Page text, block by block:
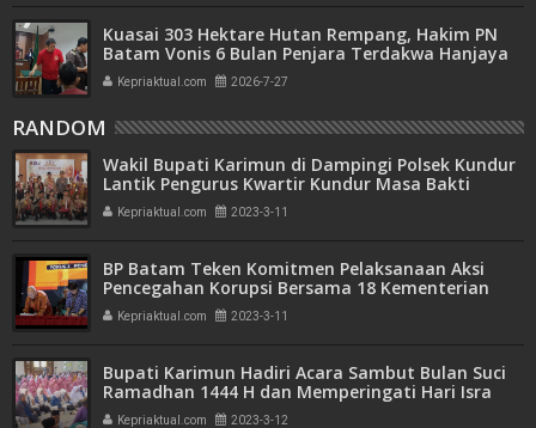
Kuasai 303 Hektare Hutan Rempang, Hakim PN
Batam Vonis 6 Bulan Penjara Terdakwa Hanjaya
Kepriaktual.com 2026-7-27
RANDOM
Wakil Bupati Karimun di Dampingi Polsek Kundur
Lantik Pengurus Kwartir Kundur Masa Bakti
2022/2025
Kepriaktual.com 2023-3-11
BP Batam Teken Komitmen Pelaksanaan Aksi
Pencegahan Korupsi Bersama 18 Kementerian
Lembaga
Kepriaktual.com 2023-3-11
Bupati Karimun Hadiri Acara Sambut Bulan Suci
Ramadhan 1444 H dan Memperingati Hari Isra
Mi'raj 2023 Masehi
Kepriaktual.com 2023-3-12